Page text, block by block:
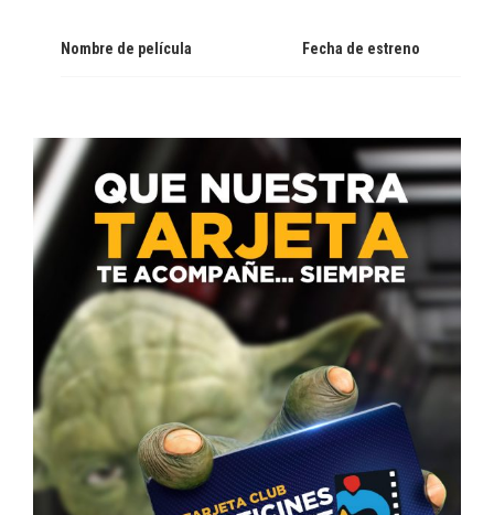
Nombre de película Fecha de estreno